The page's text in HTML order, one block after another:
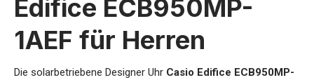
Edifice ECB950MP-
1AEF für Herren
Die solarbetriebene Designer Uhr Casio Edifice ECB950MP-